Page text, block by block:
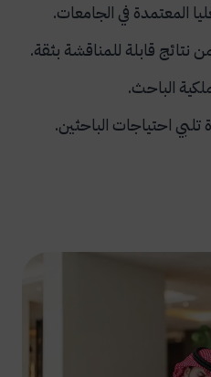
المعتمدة في الجامعات.
قابلة للمناقشة بثقة.
الباحث.
احتياجات الباحثين.